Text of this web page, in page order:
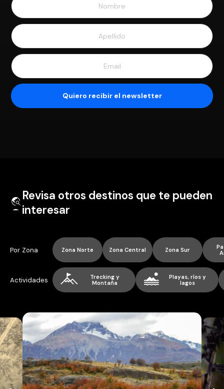
Revisa otros destinos que te pueden
interesar
Por Zona Zona Norte Zona Central Zona Sur
Actividades
Trecking y
Montaña
Playas, ríos y
lagos